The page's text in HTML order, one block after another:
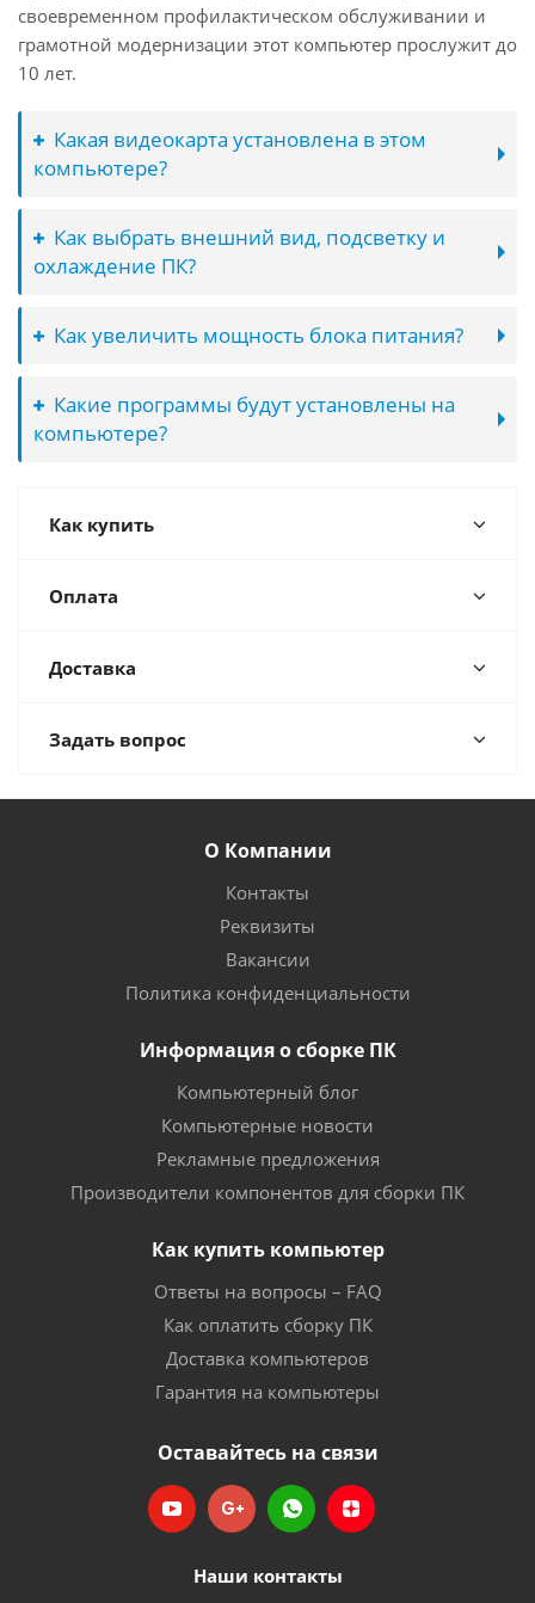
своевременном профилактическом обслуживании и
грамотной модернизации этот компьютер прослужит до
10 лет.
Какая видеокарта установлена в этом
компьютере?
Как выбрать внешний вид, подсветку и
охлаждение ПК?
Как увеличить мощность блока питания?
Какие программы будут установлены на
компьютере?
Как купить
Оплата
Доставка
Задать вопрос
О Компании
Контакты
Реквизиты
Вакансии
Политика конфиденциальности
Информация о сборке ПК
Компьютерный блог
Компьютерные новости
Рекламные предложения
Производители компонентов для сборки ПК
Как купить компьютер
Ответы на вопросы – FAQ
Как оплатить сборку ПК
Доставка компьютеров
Гарантия на компьютеры
Оставайтесь на связи
Наши контакты